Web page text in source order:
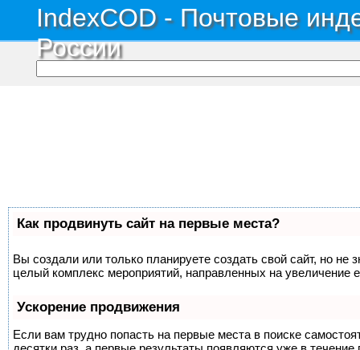
IndexCOD - Почтовые
России
Как продвинуть сайт на первые места?
Вы создали или только планируете создать свой сайт, но не
целый комплекс мероприятий, направленных на увеличение
Ускорение продвижения
Если вам трудно попасть на первые места в поиске